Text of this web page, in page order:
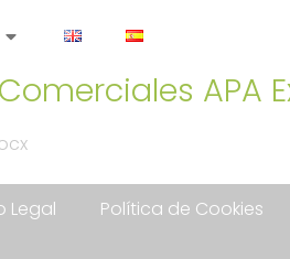
APA
Legal Política de Cookies